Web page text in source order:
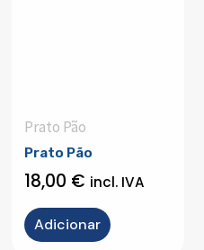
Prato Pão
Prato Pão
18,00 € incl. IVA
Adicionar